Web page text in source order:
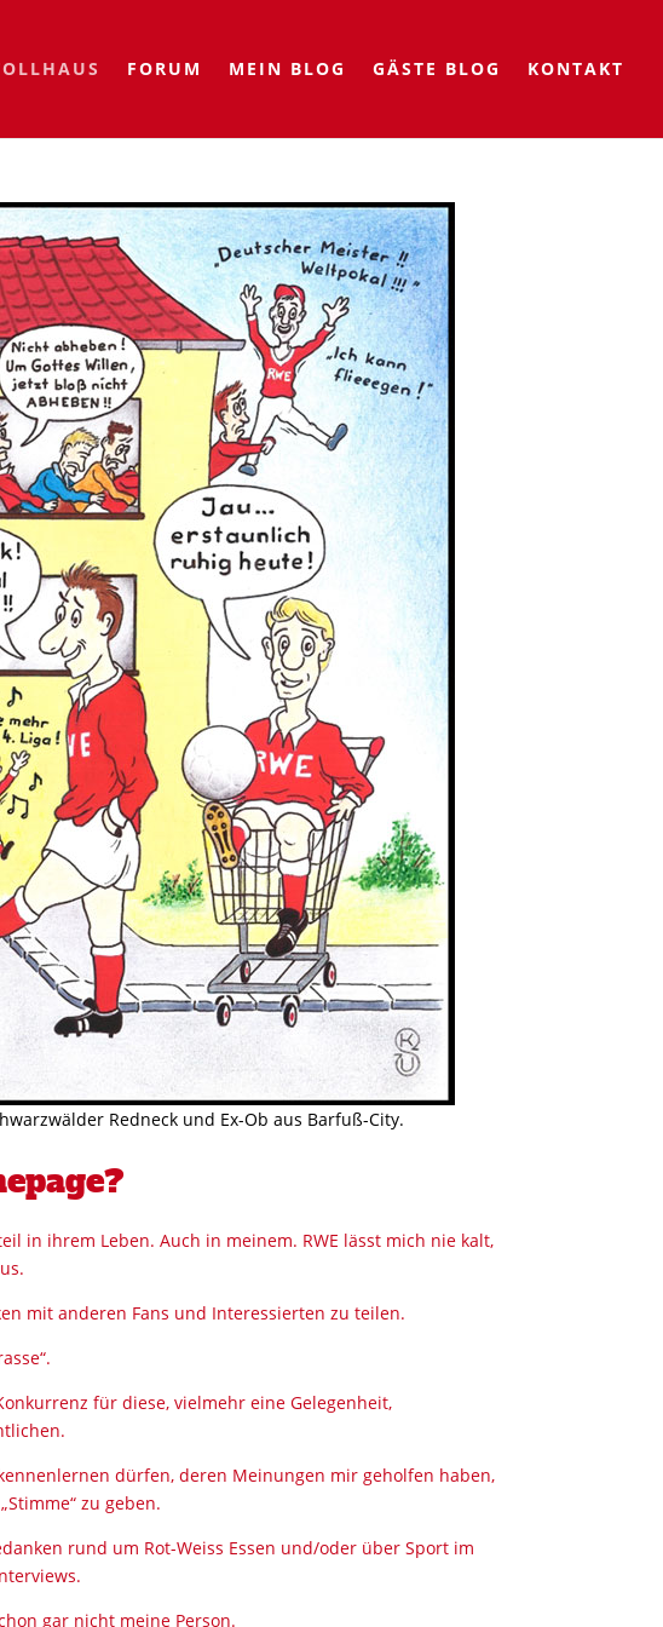
FORUM MEIN BLOG GÄSTE BLOG KONTAKT
Redneck und Ex-Ob aus Barfuß-City.
in ihrem Leben. Auch in meinem. RWE lässt mich nie kalt,
mit anderen Fans und Interessierten zu teilen.
für diese, vielmehr eine Gelegenheit,
dürfen, deren Meinungen mir geholfen haben,
zu geben.
rund um Rot-Weiss Essen und/oder über Sport im
gar nicht meine Person.